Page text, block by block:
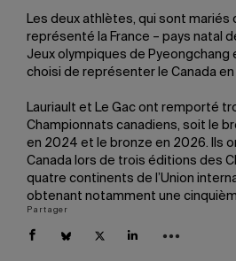
Les deux athlètes, qui sont mariés
représenté la France – pays natal
Jeux olympiques de Pyeongchang
choisi de représenter le Canada
Lauriault et Le Gac ont remporté
Championnats canadiens, soit le
en 2024 et le bronze en 2026. Ils
Canada lors de trois éditions des
quatre continents de l’Union
obtenant notamment une
Partager